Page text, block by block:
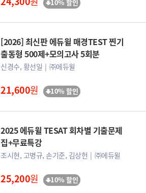
10% 할인
[2026] 최신판 에듀윌 매경TEST 찐기
출동형 500제+모의고사 5회분
신경수, 황선일 ㈜에듀윌
21,600원 10% 할인
2025 에듀윌 TESAT 회차별 기출문제
집+무료특강
조시현, 고병규, 손기준, 김상헌 ㈜에듀윌
25,200원 10% 할인